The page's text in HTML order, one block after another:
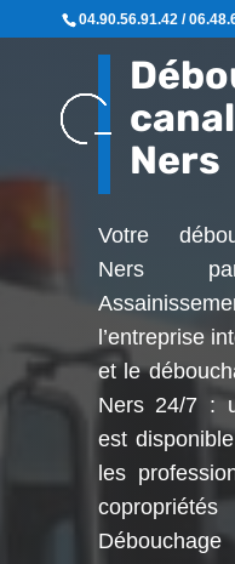
04.90.56.91.42 /
Ners
Votre
Ners par
l’entreprise
et le
Ners 24/7 :
est
les